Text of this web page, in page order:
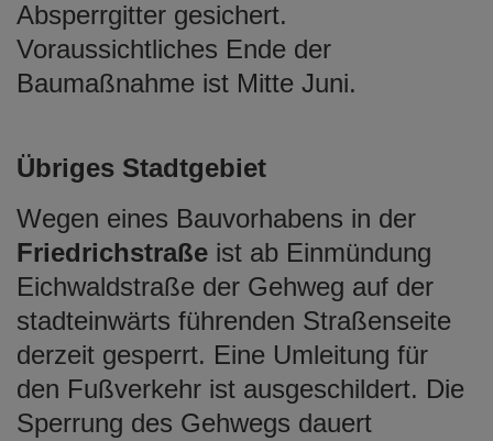
Absperrgitter gesichert.
Voraussichtliches Ende der
Baumaßnahme ist Mitte Juni.
Übriges Stadtgebiet
Wegen eines Bauvorhabens in der
Friedrichstraße ist ab Einmündung
Eichwaldstraße der Gehweg auf der
stadteinwärts führenden Straßenseite
derzeit gesperrt. Eine Umleitung für
den Fußverkehr ist ausgeschildert. Die
Sperrung des Gehwegs dauert